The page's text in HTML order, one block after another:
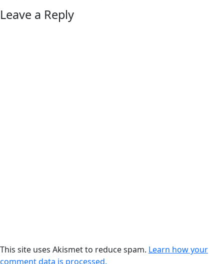
Leave a Reply
This site uses Akismet to reduce spam. Learn how your
comment data is processed.